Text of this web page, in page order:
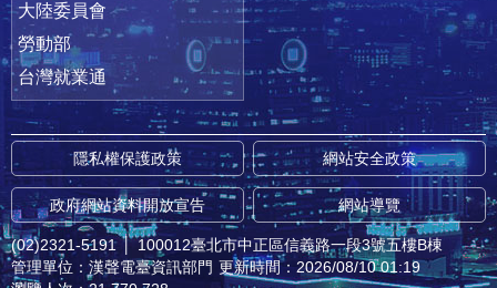
大陸委員會
勞動部
台灣就業通
隱私權保護政策 網站安全政策
政府網站資料開放宣告 網站導覽
(02)2321-5191 │ 100012臺北市中正區信義路一段3號五樓B棟
管理單位：漢聲電臺資訊部門 更新時間：2026/08/10 01:19